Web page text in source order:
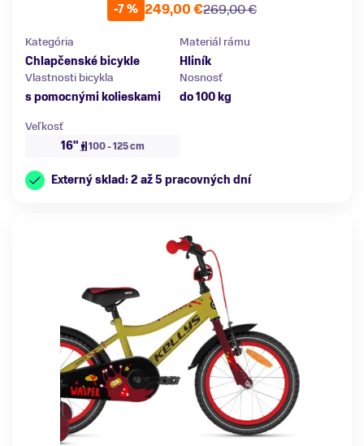
-7 %
269,00 €
249,00 €
Kategória
Chlapčenské bicykle
Materiál rámu
Hliník
Vlastnosti bicykla
s pomocnými kolieskami
Nosnosť
do 100 kg
Veľkosť
16"
100 - 125 cm
Externý sklad: 2 až 5 pracovných dní